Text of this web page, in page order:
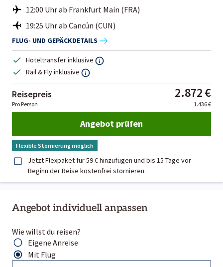
Angebot individuell anpassen
Wie willst du reisen?
Eigene Anreise
Mit Flug
12:00 Uhr ab Frankfurt Main (FRA)
19:25 Uhr ab Cancún (CUN)
FLUG- UND GEPÄCKDETAILS
Hoteltransfer inklusive
Rail & Fly inklusive
Reisepreis 2.872 €
Pro Person 1.436 €
Angebot prüfen
Flexible Stornierung möglich
Jetzt Flexpaket für 59 € hinzufügen und bis 15 Tage vor
Beginn der Reise kostenfrei stornieren.